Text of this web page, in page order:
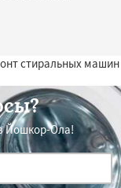
стиральных машин
Йошкор-Ола!